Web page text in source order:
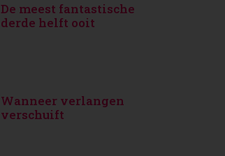
De meest fantastische
derde helft ooit
Wanneer verlangen
verschuift